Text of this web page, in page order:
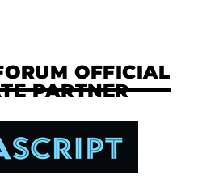
OFFICIAL
PARTNER